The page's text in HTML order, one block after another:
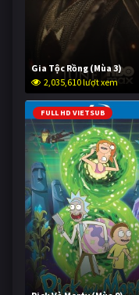
Gia Tộc Rồng (Mùa 3)
2,035,610 lượt xem
FULL HD VIETSUB